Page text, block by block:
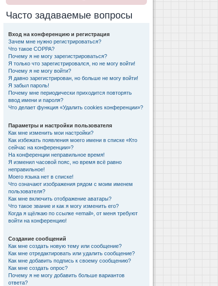
Часто задаваемые вопросы
Вход на конференцию и регистрация
Зачем мне нужно регистрироваться?
Что такое COPPA?
Почему я не могу зарегистрироваться?
Я только что зарегистрировался, но не могу войти!
Почему я не могу войти?
Я давно зарегистрирован, но больше не могу войти!
Я забыл пароль!
Почему мне периодически приходится повторять
ввод имени и пароля?
Что делает функция «Удалить cookies конференции»?
Параметры и настройки пользователя
Как мне изменить мои настройки?
Как избежать появления моего имени в списке «Кто
сейчас на конференции»?
На конференции неправильное время!
Я изменил часовой пояс, но время всё равно
неправильное!
Моего языка нет в списке!
Что означают изображения рядом с моим именем
пользователя?
Как мне включить отображение аватары?
Что такое звание и как я могу изменить его?
Когда я щёлкаю по ссылке «email», от меня требуют
войти на конференцию!
Создание сообщений
Как мне создать новую тему или сообщение?
Как мне отредактировать или удалить сообщение?
Как мне добавить подпись к своему сообщению?
Как мне создать опрос?
Почему я не могу добавить больше вариантов
ответа?